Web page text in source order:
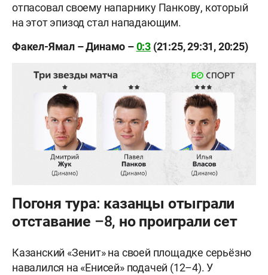
отпасовал своему напарнику Панкову, который
на этот эпизод стал нападающим.
Факел-Ямал – Динамо –0:3 (21:25, 29:31, 20:25)
Погоня тура: казанцы отыграли
отставание –8, но проиграли сет
Казанский «Зенит» на своей площадке серьёзно
навалился на «Енисей» подачей (12–4). У